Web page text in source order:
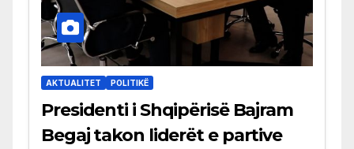
AKTUALITET POLITIKË
Presidenti i Shqipërisë Bajram
Begaj takon liderët e partive